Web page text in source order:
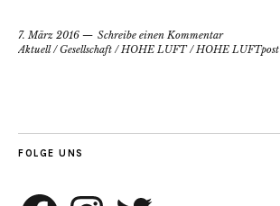
7. März 2016
Schreibe einen Kommentar
Aktuell/Gesellschaft /HOHE LUFT/HOHE LUFTpost
FOLGE UNS
Facebook InstagramTwitter